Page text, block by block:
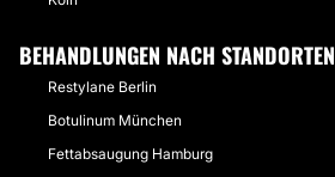
BEHANDLUNGEN NACH STANDORTEN
Restylane Berlin
Botulinum München
Fettabsaugung Hamburg